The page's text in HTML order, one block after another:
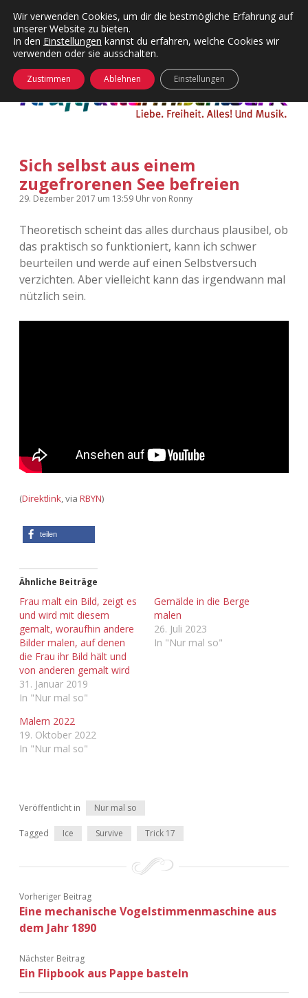
Kategorien
Menü
24 Hours Chilling
Die Wende
KFMW-Disco
kfmw.stuff
Kopfkinomusik
Nur mal so
KFMW-Disco
Dates
Contact
Adventskalender
Adventskalender 2010
Adventskalender 2011
Adventskalender 2017
Adventskalender 2018
Adventskalender 2021
Adventskalender 2022
Adventskalender 2023
facebook
instagram
rss soundcloud
vimeoBluesky
öffnen
Sich selbst aus einem
zugefrorenen See befreien
29. Dezember 2017 um 13:59 Uhrvon Ronny
Theoretisch scheint das alles durchaus plausibel, ob
das praktisch so funktioniert, kann ich schwer
beurteilen und werde auf einen Selbstversuch
verzichten. Aber vielleicht kann das irgendwann mal
nützlich sein.
(Direktlink, via RBYN)
teilen
Ähnliche Beiträge
Frau malt ein Bild, zeigt es
und wird mit diesem
gemalt, woraufhin andere
Bilder malen, auf denen
die Frau ihr Bild hält und
von anderen gemalt wird
31. Januar 2019
In "Nur mal so"
Gemälde in die Berge
malen
26. Juli 2023
In "Nur mal so"
Malern 2022
19. Oktober 2022
In "Nur mal so"
Veröffentlicht in Nur mal so
Tagged Ice Survive Trick 17
Vorheriger Beitrag
Eine mechanische Vogelstimmenmaschine aus
dem Jahr 1890
Nächster Beitrag
Ein Flipbook aus Pappe basteln
Wir verwenden Cookies, um dir die bestmögliche Erfahrung auf
unserer Website zu bieten.
In den Einstellungen kannst du erfahren, welche Cookies wir
verwenden oder sie ausschalten.
Zustimmen Ablehnen Einstellungen